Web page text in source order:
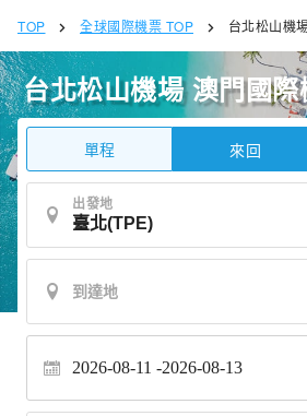
TOP 全球國際機票 TOP 台北松山機
台北松山機場 澳門國際
單程 來回
出發地
2026-08-11 2026-08-13